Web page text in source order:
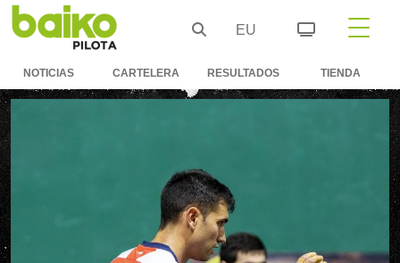
EU
NOTICIAS CARTELERA RESULTADOS TIENDA